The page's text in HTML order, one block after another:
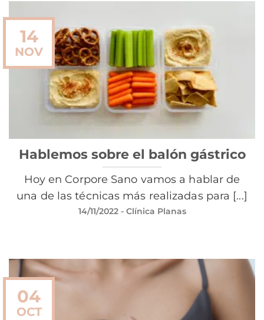
Hablemos sobre el balón gástrico
Hoy en Corpore Sano vamos a hablar de
una de las técnicas más realizadas para [...]
14/11/2022- Clínica Planas
14
NOV
04
OCT